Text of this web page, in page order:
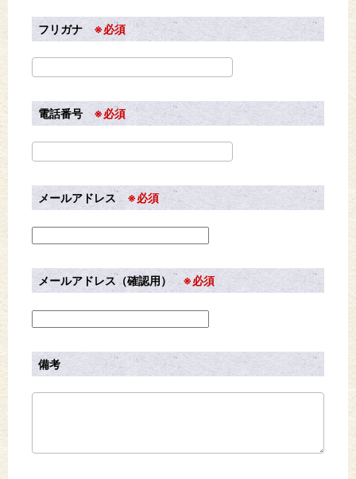
フリガナ ※必須
電話番号 ※必須
メールアドレス ※必須
メールアドレス（確認用） ※必須
備考